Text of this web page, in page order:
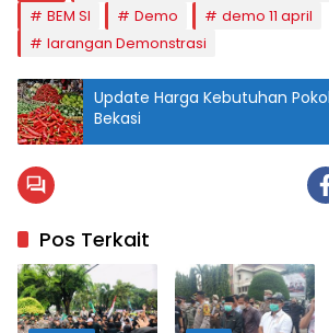
BEM SI
Demo
demo 11 april
larangan Demonstrasi
Update Harga Kebutuhan
Bekasi
Pos Terkait